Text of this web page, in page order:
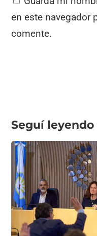
en este navegador
comente.
Seguí leyendo